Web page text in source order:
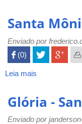
Glória
Santa
Enviado por
 (0)
Leia mais
-
Glória
Glória -
Enviado por